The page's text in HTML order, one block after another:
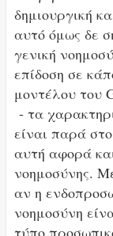
δημιουργική
αυτό όμως δε
γενική
επίδοση σε
μοντέλου του
- τα
είναι παρά
αυτή αφορά
νοημοσύνης.
αν η
νοημοσύνη
τύπο